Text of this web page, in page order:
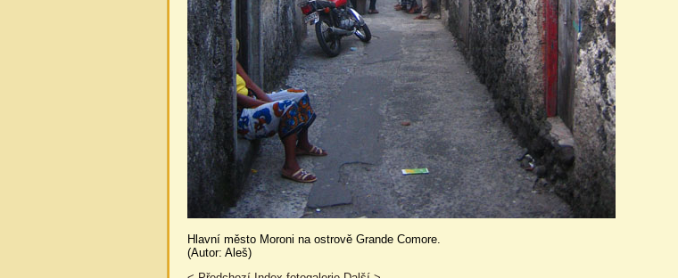
Hlavní město Moroni na ostrově Grande Comore.
(Autor: Aleš)